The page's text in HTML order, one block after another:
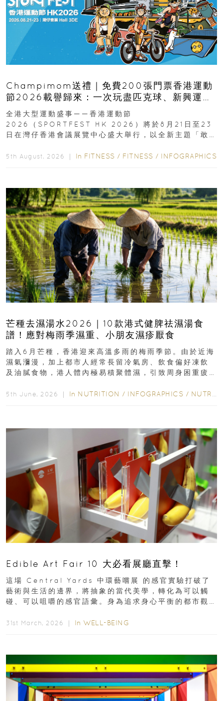
Champimom送禮｜免費200張門票香港運動
節2026載譽歸來：一次玩盡匹克球、新興運
動、街舞比賽＋逾百運動品牌展覽
全港大型運動盛事——香港運動節
2026（SPORTFEST HK 2026）將於8月21日至23
日在灣仔香港會議展覽中心盛大舉行，以全新主題「敢
5th August, 2026 ｜ In FITNESS / FITNESS / INFOGRAPHICS
芒種去濕湯水2026｜10款港式健脾祛濕湯食
譜！應對梅雨季濕重、小朋友濕疹厭食
踏入6月芒種，香港迎來高溫多雨的梅雨季節。由於近海
濕氣瀰漫，加上都市人經常長留冷氣房、飲食偏好凍飲
及油膩食物，港人體內極易積聚體濕，引致周身困重疲
狀...
5th June, 2026 ｜ In NUTRITION / INFOGRAPHICS / NUTRITION
Edible Art Fair 10 大必看展廳直擊！
這場 Central Yards 中環藝嚐展 的感官實驗打破了
藝術與生活的邊界，將抽象的當代美學，轉化為可以觸
碰、可以咀嚼的感官語彙。身為追求身心平衡的都市觀
31st March, 2026 ｜ In WELL-BEING